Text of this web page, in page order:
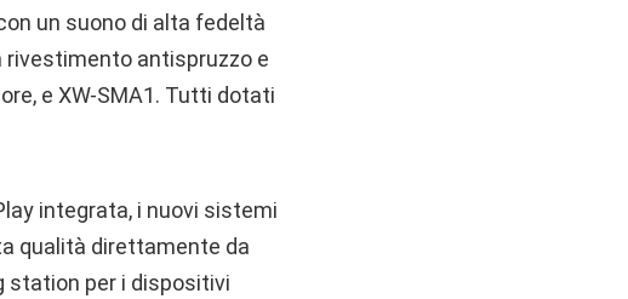
un suono di alta fedeltà
rivestimento antispruzzo e
e XW-SMA1. Tutti dotati
integrata, i nuovi sistemi
qualità direttamente da
station per i dispositivi